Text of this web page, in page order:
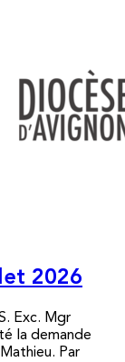
2026
Exc. Mgr
la demande
Par